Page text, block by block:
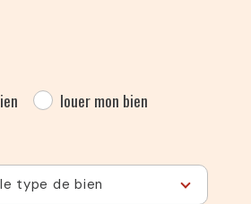
louer mon bien
type de bien